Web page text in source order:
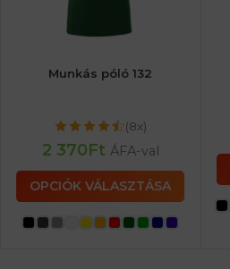
Munkás póló 132
(8x)
2 370Ft ÁFA-val
OPCIÓK VÁLASZTÁSA